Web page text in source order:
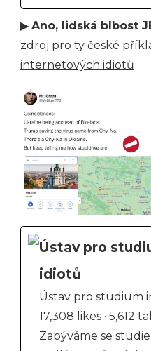
▶ Ano, lidská blbost
zdroj pro ty české
internetových idiotů
Ústav pro
idiotů
Ústav pro studium
17,308 likes · 5,612
Zabýváme se